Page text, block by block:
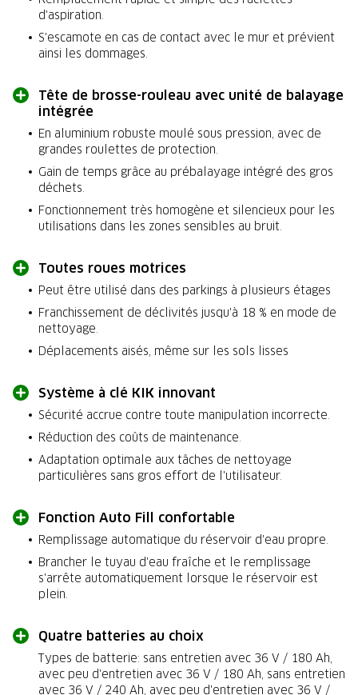
d'aspiration.
S'escamote en cas de contact avec le mur et prévient
ainsi les dommages.
Tête de brosse-rouleau avec unité de balayage
intégrée
En aluminium robuste moulé sous pression, avec de
grandes roulettes de protection.
Gain de temps grâce au prébalayage intégré des gros
déchets.
Fonctionnement très homogène et silencieux pour les
utilisations dans les zones sensibles au bruit.
Toutes roues motrices
Peut être utilisé dans des parkings à plusieurs étages
Franchissement de déclivités jusqu'à 18 % en mode de
nettoyage.
Déplacements aisés, même sur les sols lisses
Système à clé KIK innovant
Sécurité accrue contre toute manipulation incorrecte.
Réduction des coûts de maintenance.
Adaptation optimale aux tâches de nettoyage
particulières sans gros effort de l'utilisateur.
Fonction Auto Fill confortable
Remplissage automatique du réservoir d'eau propre.
Brancher le tuyau d'eau fraîche et le remplissage
s'arrête automatiquement lorsque le réservoir est
plein.
Quatre batteries au choix
Types de batterie: sans entretien avec 36 V / 180 Ah,
avec peu d'entretien avec 36 V / 180 Ah, sans entretien
avec 36 V / 240 Ah, avec peu d'entretien avec 36 V /